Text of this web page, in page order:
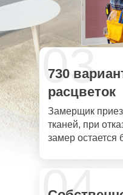
03
730
расцветок
Замерщик
тканей, при
замер остается